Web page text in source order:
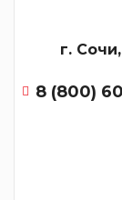
г.
8 (800)